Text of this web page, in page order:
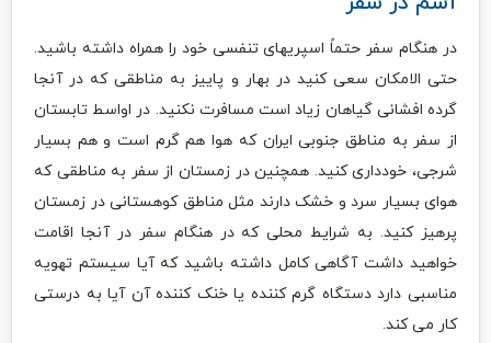
در هنگام سفر حتماً اسپریهای تنفسی خود را همراه داشته باشید.
حتى الامکان سعی کنید در بهار و پاییز به مناطقی که در آنجا
گرده افشانی گیاهان زیاد است مسافرت نکنید. در اواسط تابستان
از سفر به مناطق جنوبی ایران که هوا هم گرم است و هم بسیار
شرجی، خودداری کنید. همچنین در زمستان از سفر به مناطقی که
هوای بسیار سرد و خشک دارند مثل مناطق کوهستانی در زمستان
پرهیز کنید. به شرایط محلی که در هنگام سفر در آنجا اقامت
خواهید داشت آگاهی کامل داشته باشید که آیا سیستم تهویه
مناسبی دارد دستگاه گرم کننده یا خنک کننده آن آیا به درستی
کار می کند.